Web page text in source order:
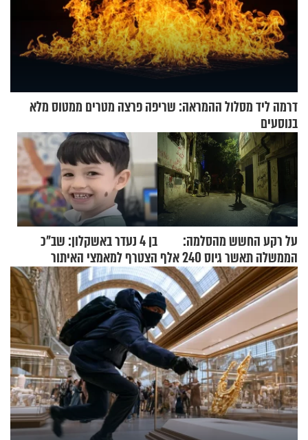
דרמה ליד מסלול ההמראה: שריפה פרצה מטרים ממטוס מלא
בנוסעים
על רקע החשש מהסלמה:
הממשלה תאשר גיוס 240 אלף
אנשי מילואים
בן 4 נעדר באשקלון: שב"כ
הצטרף למאמצי האיתור